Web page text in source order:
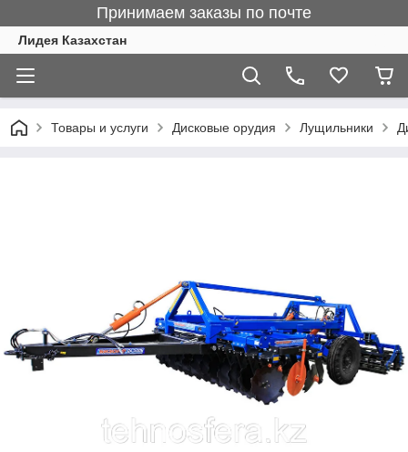
Принимаем заказы по почте
Лидея Казахстан
Товары и услуги Дисковые орудия Лущильники